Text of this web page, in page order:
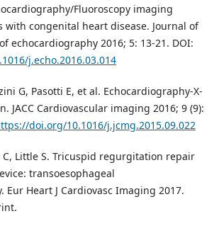
Fluoroscopy imaging
with congenital heart disease. Journal of
echocardiography 2016; 5: 13-21. DOI:
j.echo.2016.03.014
G, Pasotti E, et al. Echocardiography-X-
JACC Cardiovascular imaging 2016; 9 (9):
doi.org/10.1016/j.jcmg.2015.09.022
C, Little S. Tricuspid regurgitation repair
transoesophageal
Eur Heart J Cardiovasc Imaging 2017.